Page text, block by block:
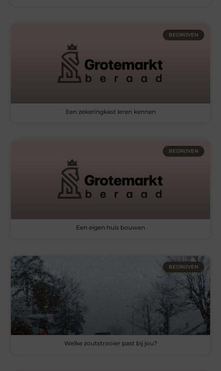
BEDRIJVEN
Een zekeringkast leren kennen
BEDRIJVEN
Een eigen huis bouwen
BEDRIJVEN
Welke zoutstrooier past bij jou?